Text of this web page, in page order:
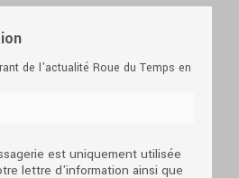
de l'actualité Roue du Temps en
est uniquement utilisée
lettre d'information ainsi que